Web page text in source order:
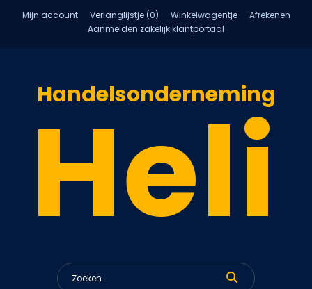
Mijn account Verlanglijstje (0) Winkelwagentje
Afrekenen
Aanmelden zakelijk klantportaal
Handelsonderneming
Heli